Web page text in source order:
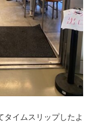
タイムスリップしたよ